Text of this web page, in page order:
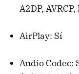
A2DP,
AirPlay: Sí
Audio Codec: